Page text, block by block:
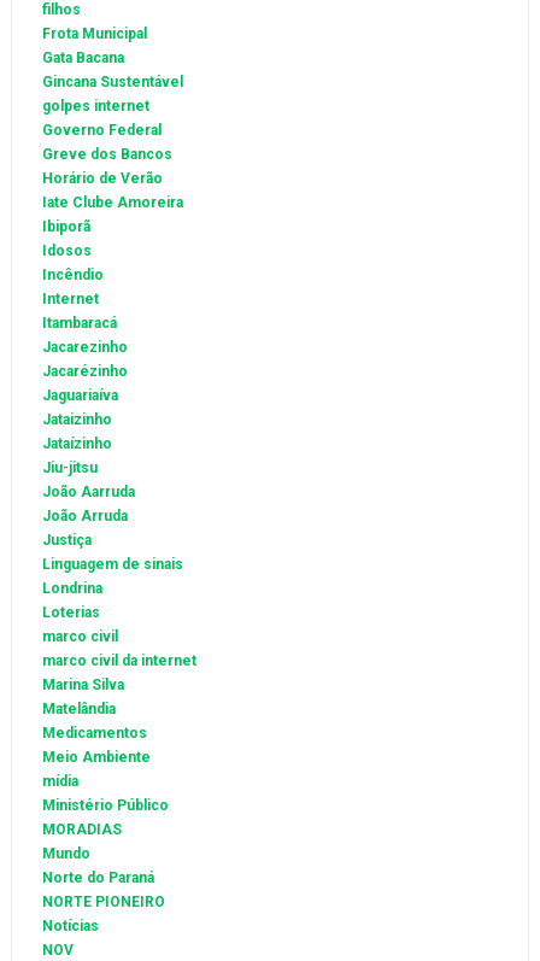
filhos
Frota Municipal
Gata Bacana
Gincana Sustentável
golpes internet
Governo Federal
Greve dos Bancos
Horário de Verão
Iate Clube Amoreira
Ibiporã
Idosos
Incêndio
Internet
Itambaracá
Jacarezinho
Jacarézinho
Jaguariaíva
Jataizinho
Jataízinho
Jiu-jitsu
João Aarruda
João Arruda
Justiça
Linguagem de sinais
Londrina
Loterias
marco civil
marco civil da internet
Marina Silva
Matelândia
Medicamentos
Meio Ambiente
mídia
Ministério Público
MORADIAS
Mundo
Norte do Paraná
NORTE PIONEIRO
Notícias
NOV